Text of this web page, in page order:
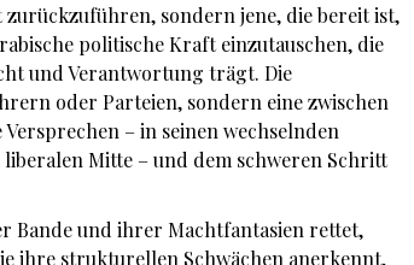
sondern jene, die bereit ist,
politische Kraft einzutauschen, die
und Verantwortung trägt. Die
oder Parteien, sondern eine zwischen
– in seinen wechselnden
Mitte – und dem schweren Schritt
Bande und ihrer Machtfantasien rettet,
ihre strukturellen Schwächen anerkennt,